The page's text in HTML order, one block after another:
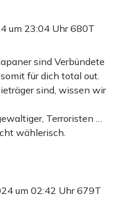
um 23:04 Uhr680T
sind Verbündete
für dich total out.
sind, wissen wir
Terroristen …
wählerisch.
um 02:42 Uhr679T